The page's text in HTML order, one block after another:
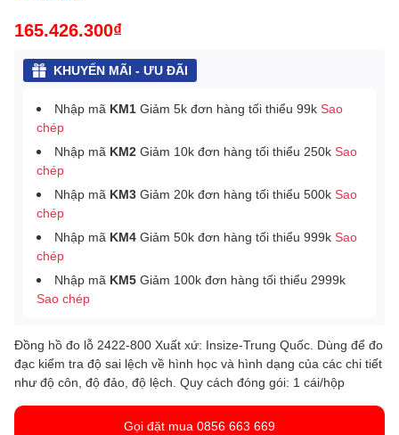
165.426.300₫
KHUYẾN MÃI - ƯU ĐÃI
Nhập mã KM1 Giảm 5k đơn hàng tối thiểu 99k Sao
chép
Nhập mã KM2 Giảm 10k đơn hàng tối thiểu 250k Sao
chép
Nhập mã KM3 Giảm 20k đơn hàng tối thiểu 500k Sao
chép
Nhập mã KM4 Giảm 50k đơn hàng tối thiểu 999k Sao
chép
Nhập mã KM5 Giảm 100k đơn hàng tối thiểu 2999k
Sao chép
Đồng hồ đo lỗ 2422-800 Xuất xứ: Insize-Trung Quốc. Dùng để đo
đạc kiểm tra độ sai lệch về hình học và hình dạng của các chi tiết
như độ côn, độ đảo, độ lệch. Quy cách đóng gói: 1 cái/hộp
Gọi đặt mua 0856 663 669